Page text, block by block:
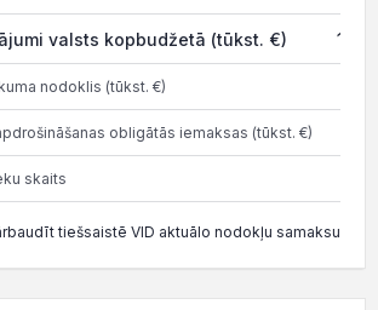
valsts kopbudžetā (tūkst. €) 1
nodoklis (tūkst. €)
obligātās iemaksas (tūkst. €)
skaits
tiešsaistē VID aktuālo nodokļu samaksu